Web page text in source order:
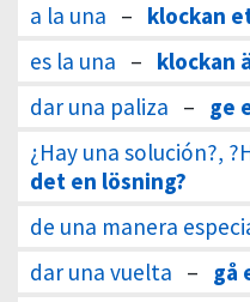
a la una – klockan
es la una – klockan
dar una paliza – ge
¿Hay una solución?,
det en lösning?
de una manera
dar una vuelta – gå